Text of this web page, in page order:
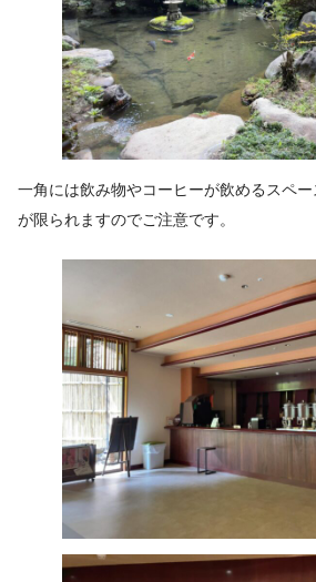
一角には飲み物やコーヒーが飲めるスペ
が限られますのでご注意です。